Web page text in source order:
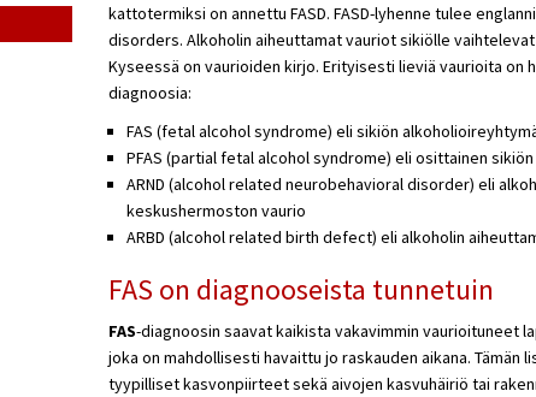
kattotermiksi on annettu FASD. FASD-lyhenne tulee
disorders. Alkoholin aiheuttamat vauriot sikiölle
Kyseessä on vaurioiden kirjo. Erityisesti lieviä vaurioita on
diagnoosia:
FAS (fetal alcohol syndrome) eli sikiön
PFAS (partial fetal alcohol syndrome) eli osittainen
ARND (alcohol related neurobehavioral disorder) eli
keskushermoston vaurio
ARBD (alcohol related birth defect) eli alkoholin
FAS on diagnooseista tunnetuin
FAS-diagnoosin saavat kaikista vakavimmin vaurioituneet
joka on mahdollisesti havaittu jo raskauden aikana. Tämän
tyypilliset kasvonpiirteet sekä aivojen kasvuhäiriö tai